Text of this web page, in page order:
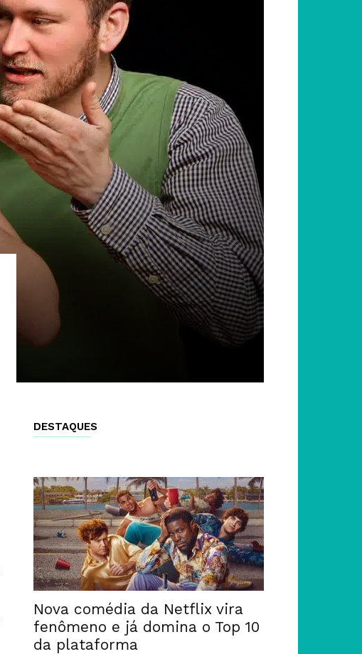
DESTAQUES
Nova comédia da Netflix vira
fenômeno e já domina o Top 10
da plataforma